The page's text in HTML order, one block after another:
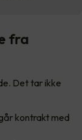
fra
Det tar ikke
kontrakt med